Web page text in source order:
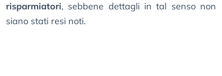
risparmiatori, sebbene dettagli in tal senso non
siano stati resi noti.